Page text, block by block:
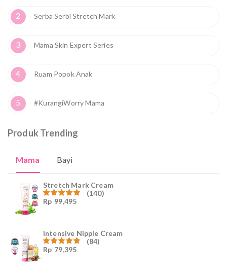
2 Serba Serbi Stretch Mark
3 Mama Skin Expert Series
4 Ruam Popok Anak
5 #KurangiWorry Mama
Produk Trending
Mama Bayi
Stretch Mark Cream
Dinilai
(140)
Rp 99,495
Intensive Nipple Cream
Dinilai
(84)
Rp 79,395